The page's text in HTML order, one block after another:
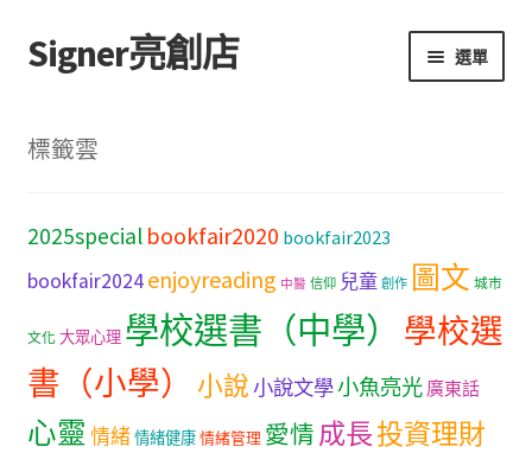
跳
至
覽
列
跳
至
要
內
Signer亮創店 選單
學校選書（小學）
「此時此地 看見亮光」2025特展
網上書店
標籤雲
2025special bookfair2020 bookfair2023
bookfair2024enjoyreading 中醫 信仰 兒童 創作 圖文 城市
文化 大眾心理 學校選書（中學）
學校選
書（小學）
小說小說文學小魚亮光 廣東話
心靈 情緒情緒健康情緒管理 愛情 成長投資理財